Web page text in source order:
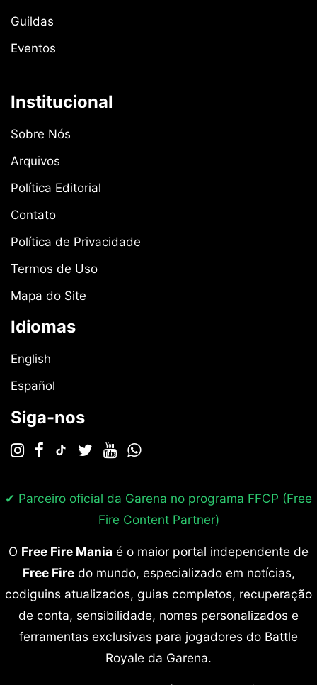
Guildas
Eventos
Institucional
Sobre Nós
Arquivos
Política Editorial
Contato
Política de Privacidade
Termos de Uso
Mapa do Site
Idiomas
English
Español
Siga-nos
✔ Parceiro oficial da Garena no programa FFCP (Free
Fire Content Partner)
O Free Fire Mania é o maior portal independente de
Free Firedo mundo, especializado em notícias,
codiguins atualizados, guias completos, recuperação
de conta, sensibilidade, nomes personalizados e
ferramentas exclusivas para jogadores do Battle
Royale da Garena.